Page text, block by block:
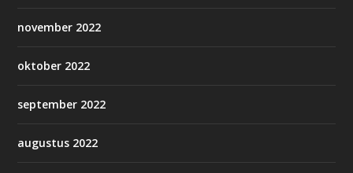
november 2022
oktober 2022
september 2022
augustus 2022